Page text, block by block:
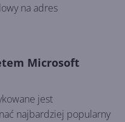
na adres
Microsoft
jest
najbardziej popularny